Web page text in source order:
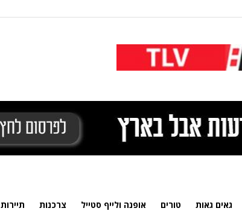
גאים גאות טורים אופנה ולייף סטייל צרכנות תיירות TLV